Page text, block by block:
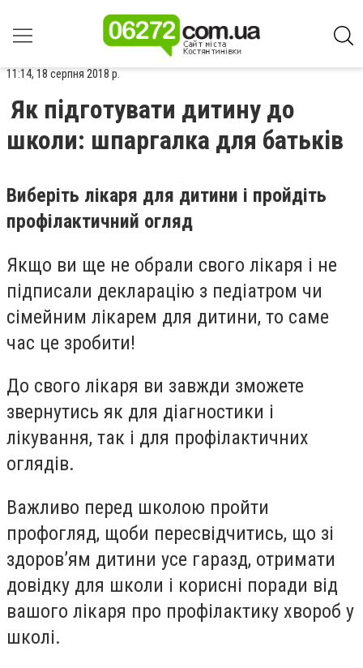
11:14, 18 серпня 2018 р.
Як підготувати дитину до
школи: шпаргалка для батьків
Виберіть лікаря для дитини і пройдіть
профілактичний огляд
Якщо ви ще не обрали свого лікаря і не
підписали декларацію з педіатром чи
сімейним лікарем для дитини, то саме
час це зробити!
До свого лікаря ви завжди зможете
звернутись як для діагностики і
лікування, так і для профілактичних
оглядів.
Важливо перед школою пройти
профогляд, щоби пересвідчитись, що зі
здоров’ям дитини усе гаразд, отримати
довідку для школи і корисні поради від
вашого лікаря про профілактику хвороб у
школі.